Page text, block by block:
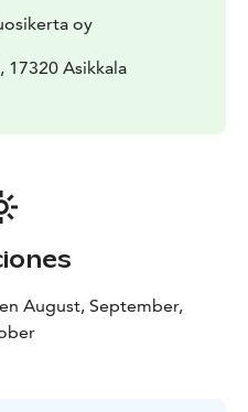
oy
17320 Asikkala
August, September,